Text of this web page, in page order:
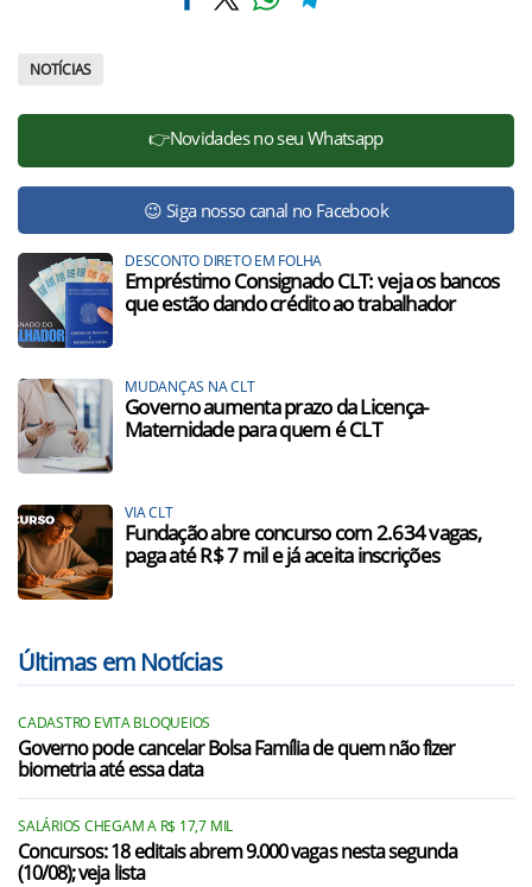
NOTÍCIAS
👉Novidades no seu Whatsapp
😉 Siga nosso canal no Facebook
DESCONTO DIRETO EM FOLHA
Empréstimo Consignado CLT: veja os bancos
que estão dando crédito ao trabalhador
MUDANÇAS NA CLT
Governo aumenta prazo da Licença-
Maternidade para quem é CLT
VIA CLT
Fundação abre concurso com 2.634 vagas,
paga até R$ 7 mil e já aceita inscrições
Últimas em Notícias
CADASTRO EVITA BLOQUEIOS
Governo pode cancelar Bolsa Família de quem não fizer
biometria até essa data
SALÁRIOS CHEGAM A R$ 17,7 MIL
Concursos: 18 editais abrem 9.000 vagas nesta segunda
(10/08); veja lista